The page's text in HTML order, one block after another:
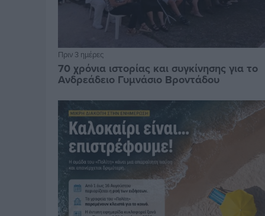
Πριν 3 ημέρες
70 χρόνια ιστορίας και συγκίνησης για το
Ανδρεάδειο Γυμνάσιο Βροντάδου